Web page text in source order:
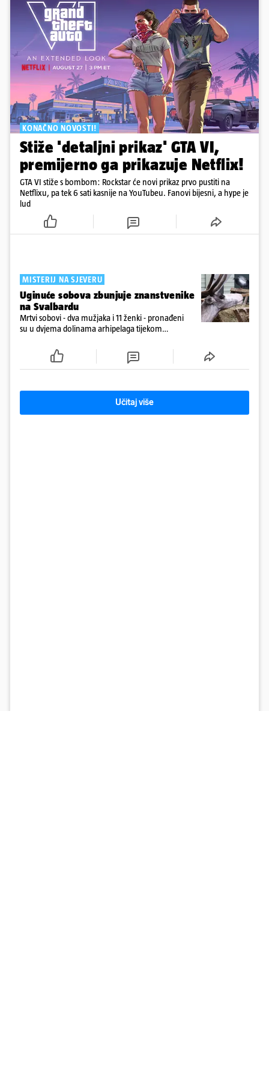
KONAČNO NOVOSTI!
Stiže 'detaljni prikaz' GTA VI,
premijerno ga prikazuje Netflix!
GTA VI stiže s bombom: Rockstar će novi prikaz prvo pustiti na
Netflixu, pa tek 6 sati kasnije na YouTubeu. Fanovi bijesni, a hype je
lud
MISTERIJ NA SJEVERU
Uginuće sobova zbunjuje znanstvenike
na Svalbardu
Mrtvi sobovi - dva mužjaka i 11 ženki - pronađeni
su u dvjema dolinama arhipelaga tijekom
Učitaj više